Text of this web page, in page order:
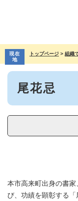
先
で
す。
を
ば
現在
地
トップページ > 組織
本
尾花忌
本市高来町出身の書
び、功績を顕彰する